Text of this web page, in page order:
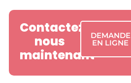
Contactez-
nous
maintenant
DEMANDE
EN LIGNE